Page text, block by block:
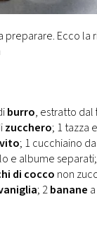
preparare. Ecco la
burro, estratto dal
zucchero; 1 tazza
; 1 cucchiaino
e albume
di cocco non
; 2banane